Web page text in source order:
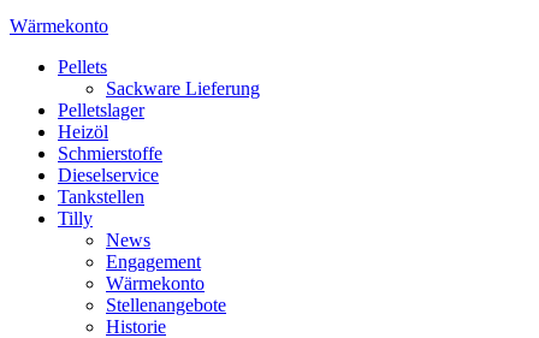
Wärmekonto
Pellets
Sackware Lieferung
Pelletslager
Heizöl
Schmierstoffe
Dieselservice
Tankstellen
Tilly
News
Engagement
Wärmekonto
Stellenangebote
Historie